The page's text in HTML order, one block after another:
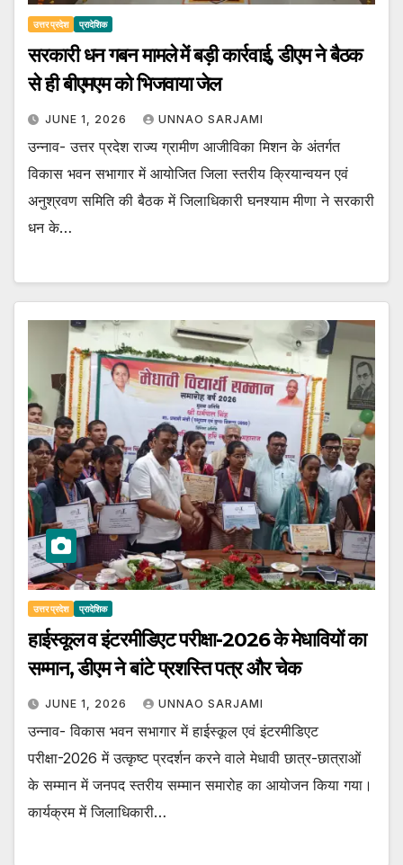
उत्तर प्रदेश प्रादेशिक
सरकारी धन गबन मामले में बड़ी कार्रवाई, डीएम ने बैठक
से ही बीएमएम को भिजवाया जेल
JUNE 1, 2026 UNNAO SARJAMI
उन्नाव- उत्तर प्रदेश राज्य ग्रामीण आजीविका मिशन के अंतर्गत
विकास भवन सभागार में आयोजित जिला स्तरीय क्रियान्वयन एवं
अनुश्रवण समिति की बैठक में जिलाधिकारी घनश्याम मीणा ने सरकारी
धन के…
उत्तर प्रदेश प्रादेशिक
हाईस्कूल व इंटरमीडिएट परीक्षा-2026 के मेधावियों का
सम्मान, डीएम ने बांटे प्रशस्ति पत्र और चेक
JUNE 1, 2026 UNNAO SARJAMI
उन्नाव- विकास भवन सभागार में हाईस्कूल एवं इंटरमीडिएट
परीक्षा-2026 में उत्कृष्ट प्रदर्शन करने वाले मेधावी छात्र-छात्राओं
के सम्मान में जनपद स्तरीय सम्मान समारोह का आयोजन किया गया।
कार्यक्रम में जिलाधिकारी…